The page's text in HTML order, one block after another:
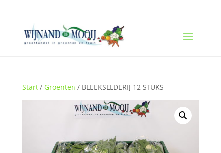
Start/ Groenten / BLEEKSELDERIJ 12 STUKS